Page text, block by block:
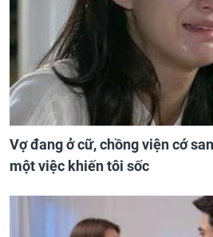
Vợ đang ở cữ, chồng viện cớ
một việc khiến tôi sốc